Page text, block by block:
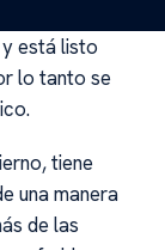
horas a 30
está listo
lo tanto se
tiene
una manera
de las